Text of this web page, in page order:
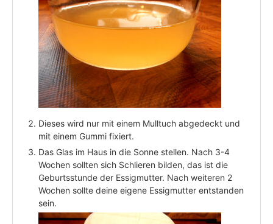
Dieses wird nur mit einem Mulltuch abgedeckt und
mit einem Gummi fixiert.
Das Glas im Haus in die Sonne stellen. Nach 3-4
Wochen sollten sich Schlieren bilden, das ist die
Geburtsstunde der Essigmutter. Nach weiteren 2
Wochen sollte deine eigene Essigmutter entstanden
sein.